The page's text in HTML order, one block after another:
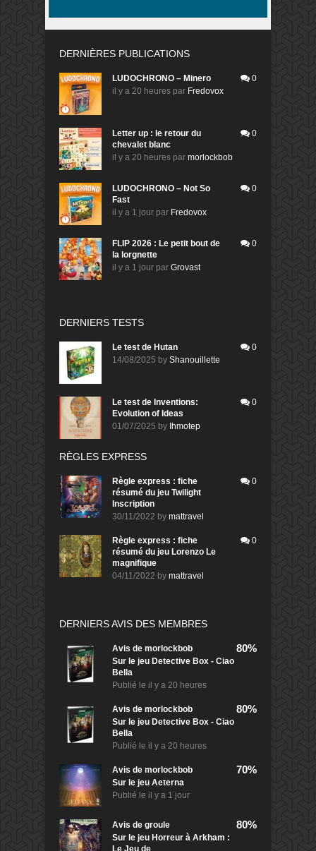
DERNIÈRES PUBLICATIONS
LUDOCHRONO – Minero
il y a 20 heures par Fredovox
0
Letter up : le retour du
chevalet blanc
il y a 20 heures par morlockbob
0
LUDOCHRONO – Not So
Fast
il y a 1 jour par Fredovox
0
FLIP 2026 : Le petit bout de
la lorgnette
il y a 1 jour par Grovast
0
DERNIERS TESTS
Le test de Hutan
14/08/2025 by Shanouillette
0
Le test de Inventions:
Evolution of Ideas
01/07/2025 by Ihmotep
0
RÈGLES EXPRESS
Règle express : fiche
résumé du jeu Twilight
Inscription
30/11/2022 by mattravel
0
Règle express : fiche
résumé du jeu Lorenzo Le
magnifique
04/11/2022 by mattravel
0
DERNIERS AVIS DES MEMBRES
Avis de morlockbob
Sur le jeu Detective Box - Ciao
Bella
Publié le il y a 20 heures
80%
Avis de morlockbob
Sur le jeu Detective Box - Ciao
Bella
Publié le il y a 20 heures
80%
Avis de morlockbob
Sur le jeu Aeterna
Publié le il y a 1 jour
70%
Avis de groule
Sur le jeu Horreur à Arkham :
Le Jeu de
80%